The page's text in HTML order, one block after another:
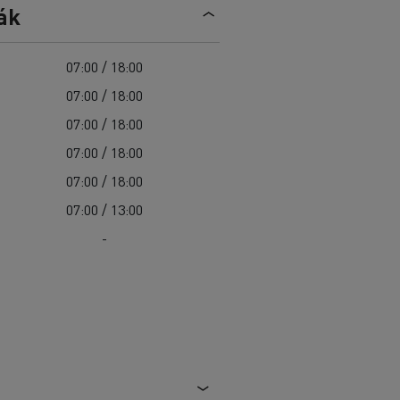
Hulladékszállítás
Az Ön szállításaihoz
Nehéz hozzáférés esetén
Feldschlösschen - Carlsberg
Guerlain
07:00 / 18:00
07:00 / 18:00
07:00 / 18:00
07:00 / 18:00
07:00 / 18:00
07:00 / 13:00
-